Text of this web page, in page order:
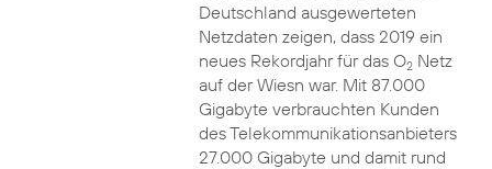
Deutschland ausgewerteten
Netzdaten zeigen, dass 2019 ein
neues Rekordjahr für das O2Netz
auf der Wiesn war. Mit 87.000
Gigabyte verbrauchten Kunden
des Telekommunikationsanbieters
27.000 Gigabyte und damit rund